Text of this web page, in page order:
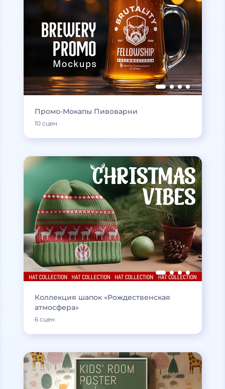
Промо-Мокапы Пивоварни
10 сцен
Коллекция шапок «Рождественская
атмосфера»
6 сцен